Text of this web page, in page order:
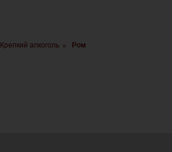
Крепкий алкоголь » Ром